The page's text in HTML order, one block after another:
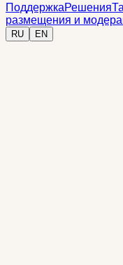
ПоддержкаРешения
размещения и
RU EN